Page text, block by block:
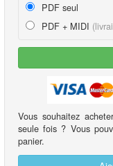
PDF seul
PDF + MIDI
Vous souhaitez
seule fois ? Vous
panier.